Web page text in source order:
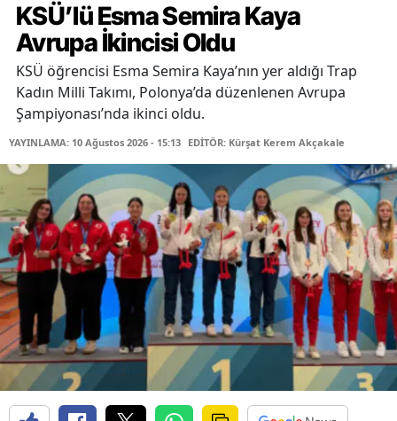
KSÜ’lü Esma Semira Kaya
Avrupa İkincisi Oldu
KSÜ öğrencisi Esma Semira Kaya’nın yer aldığı Trap
Kadın Milli Takımı, Polonya’da düzenlenen Avrupa
Şampiyonası’nda ikinci oldu.
YAYINLAMA: 10 Ağustos 2026 - 15:13 EDİTÖR: Kürşat Kerem Akçakale